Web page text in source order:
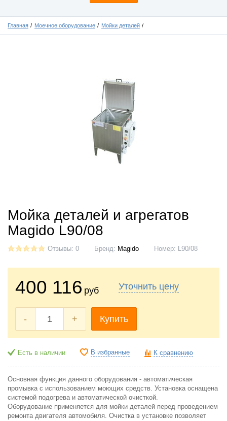
Главная Моечное оборудование Мойки деталей
Мойка деталей и агрегатов
Magido L90/08
Отзывы: 0 Бренд: Magido Номер: L90/08
400 116 руб
- + Купить
Уточнить цену
Есть в наличии В избранные К сравнению
Основная функция данного оборудования - автоматическая
промывка с использованием моющих средств. Установка оснащена
системой подогрева и автоматической очисткой.
Оборудование применяется для мойки деталей перед проведением
ремонта двигателя автомобиля. Очистка в установке позволяет